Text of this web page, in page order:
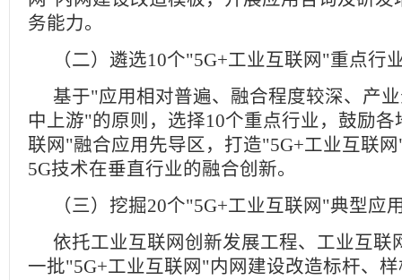
务能力。
（二）遴选10个"5G+工业互联网"重点行
基于"应用相对普遍、融合程度较深、产
中上游"的原则，选择10个重点行业，鼓励各
联网"融合应用先导区，打造"5G+工业互联
5G技术在垂直行业的融合创新。
（三）挖掘20个"5G+工业互联网"典型应
依托工业互联网创新发展工程、工业互联
一批"5G+工业互联网"内网建设改造标杆、